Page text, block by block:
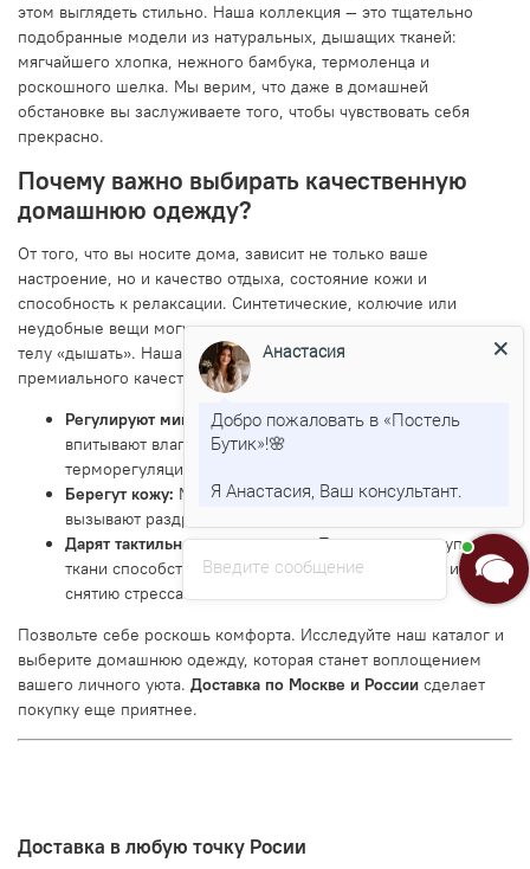
этом выглядеть стильно. Наша коллекция — это тщательно
подобранные модели из натуральных, дышащих тканей:
мягчайшего хлопка, нежного бамбука, термоленца и
роскошного шелка. Мы верим, что даже в домашней
обстановке вы заслуживаете того, чтобы чувствовать себя
прекрасно.
Почему важно выбирать качественную
домашнюю одежду?
От того, что вы носите дома, зависит не только ваше
настроение, но и качество отдыха, состояние кожи и
способность к релаксации. Синтетические, колючие или
неудобные вещи могут вызывать раздражение и не давать
телу «дышать». Наша домашняя одежда сшита из тканей
премиального качества, которые:
Регулируют микроклимат: Натуральные волокна
впитывают влагу и обеспечивают идеальную
терморегуляцию.
Берегут кожу: Мягкие, гипоаллергенные материалы не
вызывают раздражения даже при длительном ношении.
Дарят тактильное наслаждение:Приятные на ощупь
ткани способствуют выработке гормонов счастья и
снятию стресса.
Позвольте себе роскошь комфорта. Исследуйте наш каталог и
выберите домашнюю одежду, которая станет воплощением
вашего личного уюта. Доставка по Москве и России сделает
покупку еще приятнее.
Доставка в любую точку Росии
Введите сообщение
Анастасия
Добро пожаловать в «Постель
Бутик»!🌸
Я Анастасия, Ваш консультант.